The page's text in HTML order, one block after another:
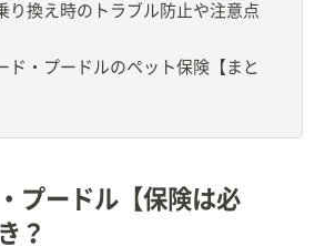
り換え時のトラブル防止や注意点
ド・プードルのペット保険【まと
プードル【保険は必
？